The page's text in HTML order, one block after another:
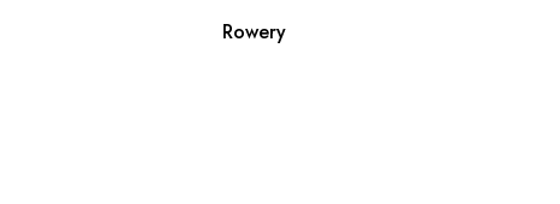
Rowery